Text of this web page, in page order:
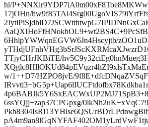
hl/
17jOHn/
6HhlpYWWqnEGVW6Jn4Hscyjtb/
TTjyCHrJKBiTE/
w/1++D7/HZPO8jvE/
6ssYQjj+zap37CPGpxg/